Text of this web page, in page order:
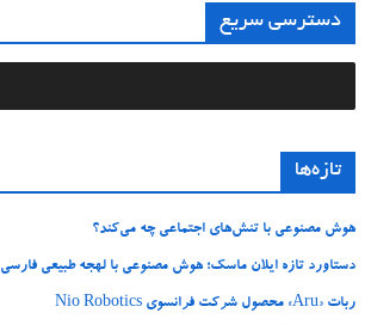
دسترسی سریع
تازه‌ها
هوش مصنوعی با تنش‌های اجتماعی چه می‌کند؟
دستاورد تازه ایلان ماسک؛ هوش مصنوعی با لهجه طبیعی فارسی
ربات «Aru» محصول شرکت فرانسوی Nio Robotics